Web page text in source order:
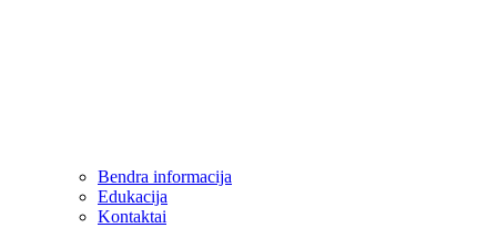
Bendra informacija
Edukacija
Kontaktai